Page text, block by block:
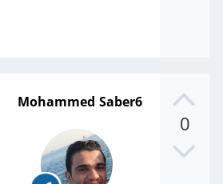
0
Mohammed Saber6